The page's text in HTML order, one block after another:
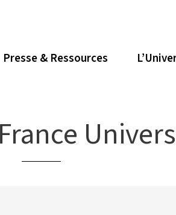
Presse & Ressources